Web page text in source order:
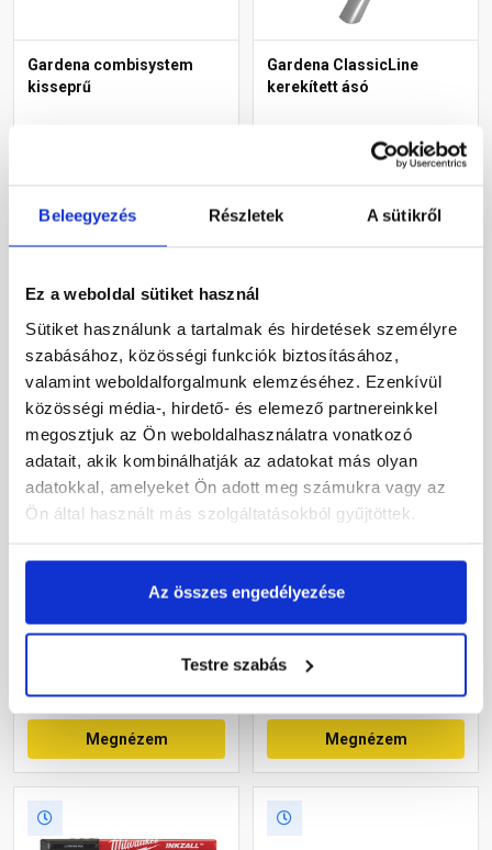
Beleegyezés Részletek A sütikről
Ez a weboldal sütiket használ
Sütiket használunk a tartalmak és hirdetések személyre
szabásához, közösségi funkciók biztosításához,
valamint weboldalforgalmunk elemzéséhez. Ezenkívül
közösségi média-, hirdető- és elemező partnereinkkel
megosztjuk az Ön weboldalhasználatra vonatkozó
adatait, akik kombinálhatják az adatokat más olyan
adatokkal, amelyeket Ön adott meg számukra vagy az
Ön által használt más szolgáltatásokból gyűjtöttek.
Az összes engedélyezése
Testre szabás
Gardena combisystem
kisseprű
4 645 Ft/ db
Gardena ClassicLine
kerekített ásó
8 710 Ft
1 720 Ft / db
Megnézem
Gardena Classic Foxtrot
4 485 Ft
4 485 Ft / db
Megnézem